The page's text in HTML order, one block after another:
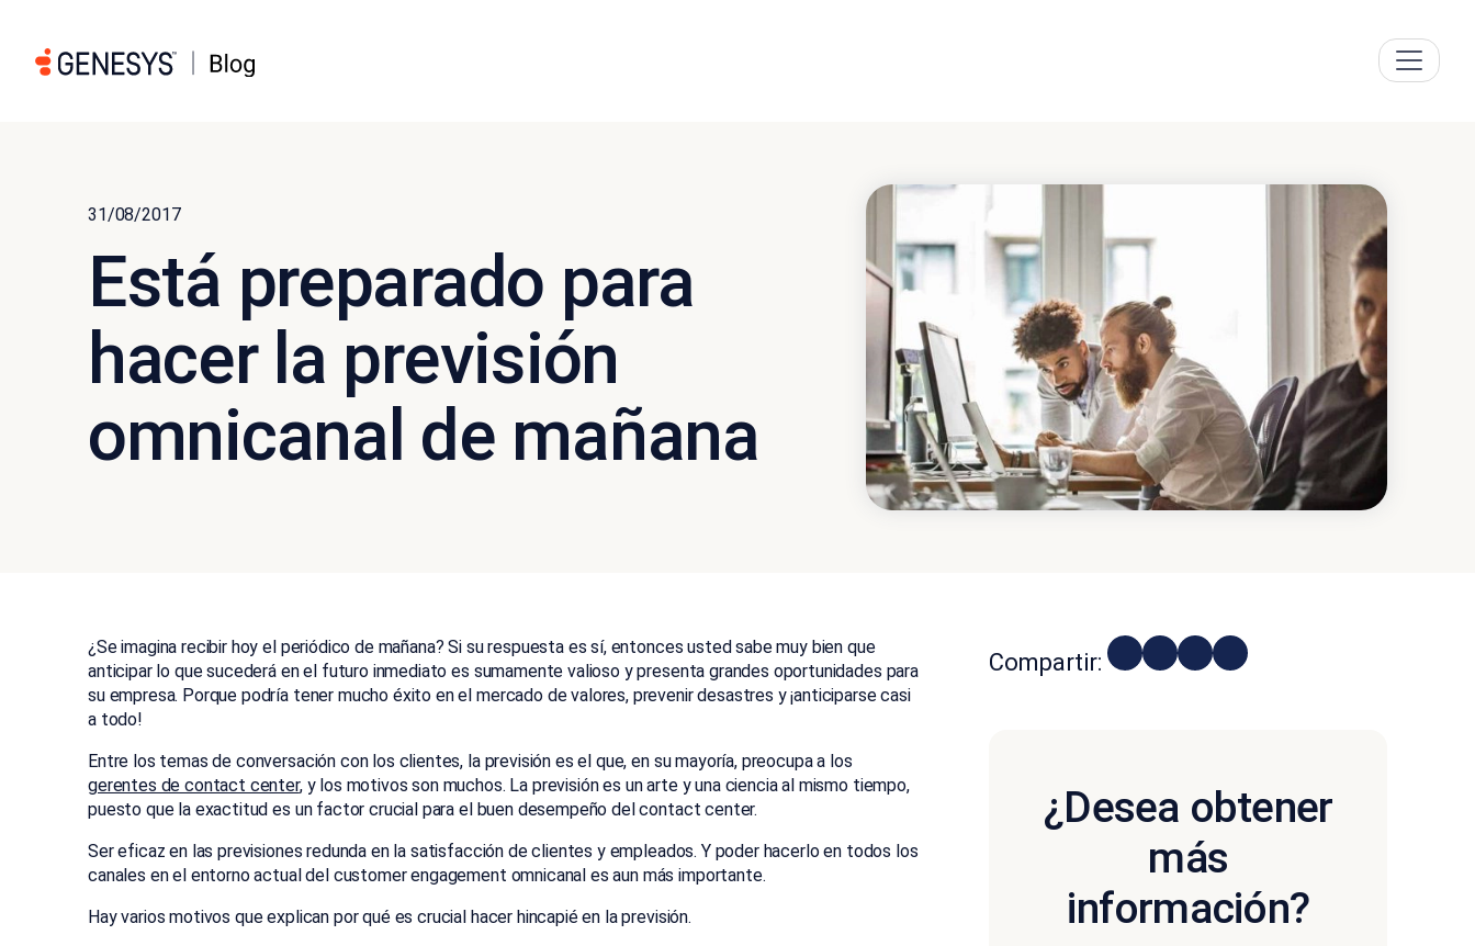
31/08/2017
Está preparado para
hacer la previsión
omnicanal de mañana
¿Se imagina recibir hoy el periódico de mañana? Si su respuesta es sí, entonces usted sabe muy bien que
anticipar lo que sucederá en el futuro inmediato es sumamente valioso y presenta grandes oportunidades para
su empresa. Porque podría tener mucho éxito en el mercado de valores, prevenir desastres y ¡anticiparse casi
a todo!
Entre los temas de conversación con los clientes, la previsión es el que, en su mayoría, preocupa a los
gerentes de contact center, y los motivos son muchos. La previsión es un arte y una ciencia al mismo tiempo,
puesto que la exactitud es un factor crucial para el buen desempeño del contact center.
Ser eficaz en las previsiones redunda en la satisfacción de clientes y empleados. Y poder hacerlo en todos los
canales en el entorno actual del customer engagement omnicanal es aun más importante.
Hay varios motivos que explican por qué es crucial hacer hincapié en la previsión.
Compartir:
¿Desea obtener
más
información?